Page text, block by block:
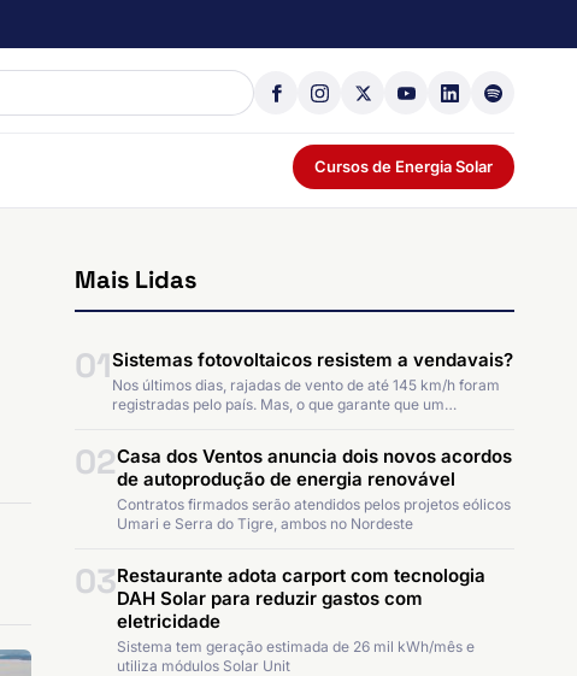
Cursos de Energia Solar
Mais Lidas
01Sistemas fotovoltaicos resistem a vendavais?
Nos últimos dias, rajadas de vento de até 145 km/h foram
registradas pelo país. Mas, o que garante que um…
02Casa dos Ventos anuncia dois novos acordos
de autoprodução de energia renovável
Contratos firmados serão atendidos pelos projetos eólicos
Umari e Serra do Tigre, ambos no Nordeste
03Restaurante adota carport com tecnologia
DAH Solar para reduzir gastos com
eletricidade
Sistema tem geração estimada de 26 mil kWh/mês e
utiliza módulos Solar Unit